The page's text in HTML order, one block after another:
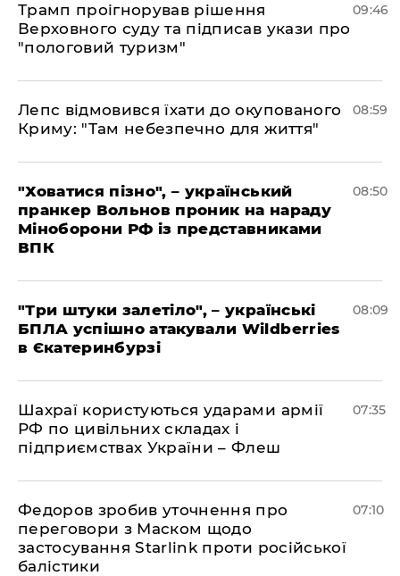
Трамп проігнорував рішення
Верховного суду та підписав укази про
"пологовий туризм"
09:46
Лепс відмовився їхати до окупованого
Криму: "Там небезпечно для життя"
08:59
"Ховатися пізно", – український
пранкер Вольнов проник на нараду
Міноборони РФ із представниками
ВПК
08:50
"Три штуки залетіло", – українські
БПЛА успішно атакували Wildberries
в Єкатеринбурзі
08:09
Шахраї користуються ударами армії
РФ по цивільних складах і
підприємствах України – Флеш
07:35
Федоров зробив уточнення про
переговори з Маском щодо
застосування Starlink проти російської
балістики
07:10